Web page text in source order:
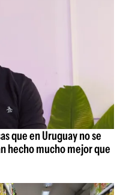
que en Uruguay no se
hecho mucho mejor que